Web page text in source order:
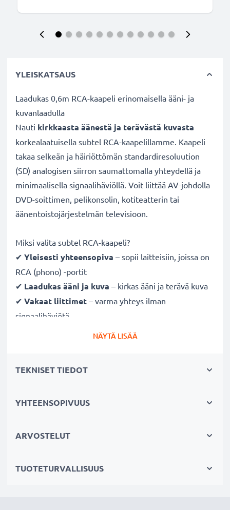
YLEISKATSAUS
Laadukas 0,6m RCA-kaapeli erinomaisella ääni- ja
kuvanlaadulla
Nauti kirkkaasta äänestä ja terävästä kuvasta
korkealaatuisella subtel RCA-kaapelillamme. Kaapeli
takaa selkeän ja häiriöttömän standardiresoluution
(SD) analogisen siirron saumattomalla yhteydellä ja
minimaalisella signaalihäviöllä. Voit liittää AV-johdolla
DVD-soittimen, pelikonsolin, kotiteatterin tai
äänentoistojärjestelmän televisioon.
Miksi valita subtel RCA-kaapeli?
✔ Yleisesti yhteensopiva – sopii laitteisiin, joissa on
RCA (phono) -portit
✔ Laadukas ääni ja kuva – kirkas ääni ja terävä kuva
✔ Vakaat liittimet – varma yhteys ilman
signaalihäviötä
– laadukkaasti valmistettu ja pitkäikäinen
Täysin yhteensopiva seuraavien laitteiden kanssa:
Cinch-liittimellä (keltainen (video) / valkoinen (audio
Cinch-liittimellä (keltainen (video) /valkoinen (audio
toimituksessa)
NÄYTÄ LISÄÄ
TEKNISET TIEDOT
YHTEENSOPIVUUS
ARVOSTELUT
TUOTETURVALLISUUS